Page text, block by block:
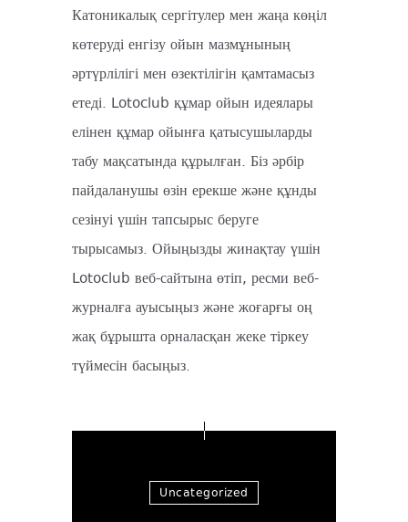
Катоникалық сергітулер мен жаңа көңіл
көтеруді енгізу ойын мазмұнының
әртүрлілігі мен өзектілігін қамтамасыз
етеді. Lotoclub құмар ойын идеялары
елінен құмар ойынға қатысушыларды
табу мақсатында құрылған. Біз әрбір
пайдаланушы өзін ерекше және құнды
сезінуі үшін тапсырыс беруге
тырысамыз. Ойыңызды жинақтау үшін
Lotoclub веб-сайтына өтіп, ресми веб-
журналға ауысыңыз және жоғарғы оң
жақ бұрышта орналасқан жеке тіркеу
түймесін басыңыз.
Uncategorized